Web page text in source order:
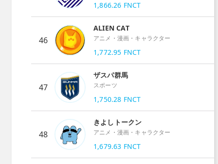
1,866.26 FNCT
46
ALIEN CAT
アニメ・漫画・キャラクター
1,772.95 FNCT
47
ザスパ群馬
スポーツ
1,750.28 FNCT
48
きよしトークン
アニメ・漫画・キャラクター
1,679.63 FNCT